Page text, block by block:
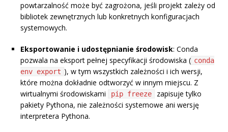
powtarzalność może być zagrożona, jeśli projekt zależy od
bibliotek zewnętrznych lub konkretnych konfiguracjach
systemowych.
Eksportowanie i udostępnianie środowisk: Conda
pozwala na eksport pełnej specyfikacji środowiska ( conda
env export ), w tym wszystkich zależności i ich wersji,
które można dokładnie odtworzyć w innym miejscu. Z
wirtualnymi środowiskami
pip freeze
zapisuje tylko
pakiety Pythona, nie zależności systemowe ani wersję
interpretera Pythona.